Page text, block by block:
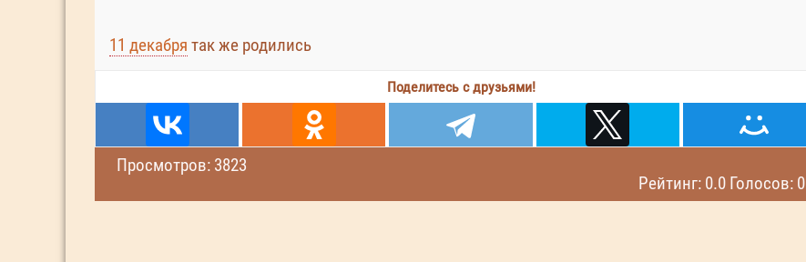
11 декабря так же родились
Поделитесь с друзьями!
Просмотров: 3823
Рейтинг: 0.0 Голосов: 0